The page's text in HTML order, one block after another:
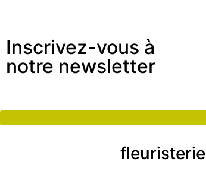
Inscrivez-vous à
notre newsletter
fleuristerie